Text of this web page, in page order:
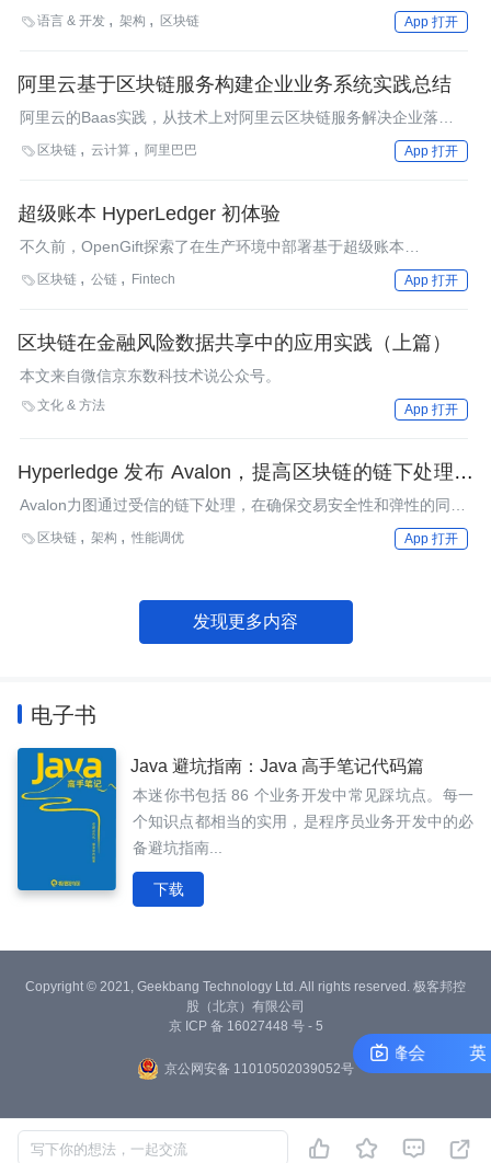
速卡实现弯道超车？没有区块链技术基础的你又怎样迅速部署属于
自己的第一个应用？ 为了解决一部分粉丝的困惑，我们邀请到万
面为大家分享他和万云团队对区块链技术及应用的思考：一是对区
是分享万云平台在区块链行业当中的探索。
语言 & 开发 架构 区块链 App 打开
阿里云基于区块链服务构建企业业务系统实践总结
阿里云的Baas实践，从技术上对阿里云区块链服务解决企业落地
问题的思路以及设计理念进行了解读。
 区块链 云计算 阿里巴巴 App 打开
超级账本 HyperLedger 初体验
不久前，OpenGift探索了在生产环境中部署基于超级账本
（HyperLedger）的区块链。本文呈现了我们集成它的尝试过程和
 区块链 公链 Fintech App 打开
区块链在金融风险数据共享中的应用实践（上篇）
本文来自微信京东数科技术说公众号。
文化 & 方法 App 打开
Hyperledge 发布 Avalon，提高区块链的链下处理性
能
Avalon力图通过受信的链下处理，在确保交易安全性和弹性的同
时，解决可扩展性和隐私性等痛点问题。
 区块链 架构 性能调优 App 打开
发现更多内容
电子书
Java 避坑指南：Java 高手笔记代码篇
本迷你书包括 86 个业务开发中常见踩坑点。每一
个知识点都相当的实用，是程序员业务开发中的必
备避坑指南...
下载
写下你的想法，一起交流    
Copyright © 2021, Geekbang Technology Ltd. All rights reserved. 极客邦控
股（北京）有限公司
京 ICP 备 16027448 号 - 5
京公网安备 11010502039052号
英特尔On技术创新峰会 英